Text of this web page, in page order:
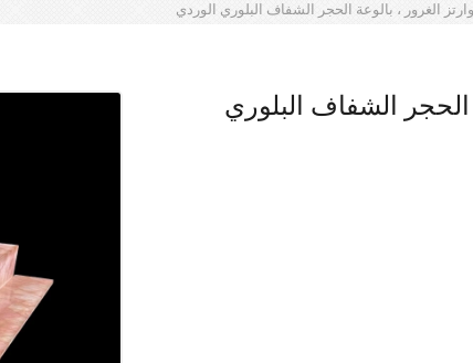
الغرور ، بالوعة الحجر الشفاف البلوري الوردي
الحجر الشفاف البلوري